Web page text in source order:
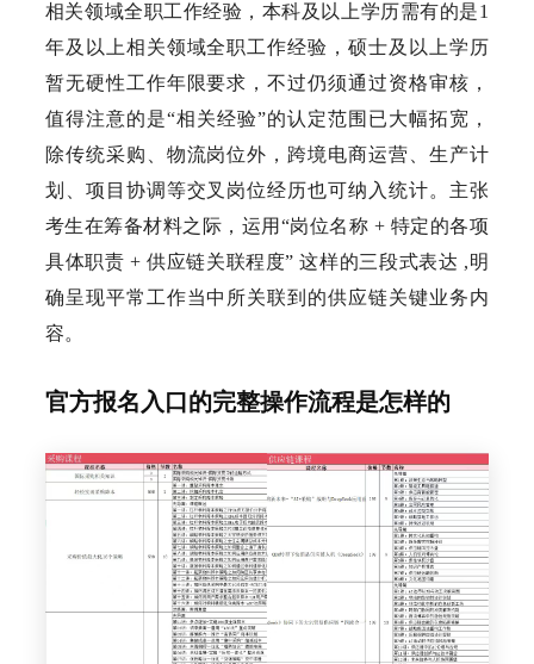
相关领域全职工作经验，本科及以上学历需有的是1
年及以上相关领域全职工作经验，硕士及以上学历
暂无硬性工作年限要求，不过仍须通过资格审核，
值得注意的是“相关经验”的认定范围已大幅拓宽，
除传统采购、物流岗位外，跨境电商运营、生产计
划、项目协调等交叉岗位经历也可纳入统计。主张
考生在筹备材料之际，运用“岗位名称 + 特定的各项
具体职责 + 供应链关联程度” 这样的三段式表达 ,明
确呈现平常工作当中所关联到的供应链关键业务内
容。
官方报名入口的完整操作流程是怎样的